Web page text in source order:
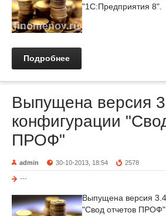
"1С:Предприятия 8".
Подробнее
Выпущена версия
конфигурации
ПРОФ"
admin 30-10-2013, 18:54 2578
---
Выпущена версия
"Свод отчетов